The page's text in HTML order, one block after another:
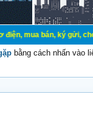
ký gửi, cho thuê
bằng cách nhấn vào